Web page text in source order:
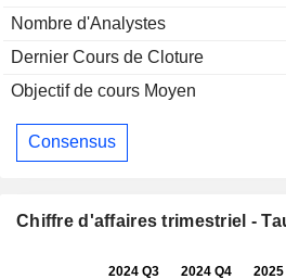
Nombre d'Analystes
Dernier Cours de Cloture
Objectif de cours Moyen
Consensus
Chiffre d'affaires trimestriel -